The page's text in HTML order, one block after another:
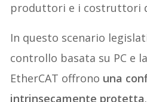
produttori e i costruttori
In questo scenario
controllo basata su PC e
EtherCAT offrono una
intrinsecamente protetta.